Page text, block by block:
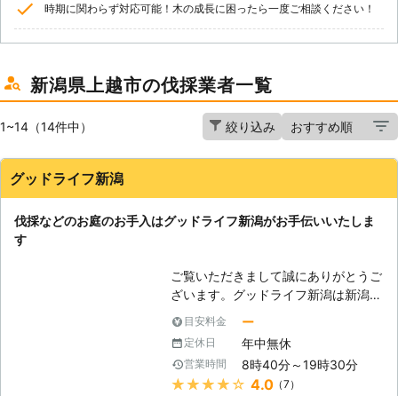
時期に関わらず対応可能！木の成長に困ったら一度ご相談ください！
新潟県上越市の伐採業者一覧
1~14（14件中） 絞り込み
グッドライフ新潟
伐採などのお庭のお手入はグッドライフ新潟がお手伝いいたしま
す
ご覧いただきまして誠にありがとうご
ざいます。グッドライフ新潟は新潟市
を活動拠点としており、草刈りや剪
定・伐採などのお庭のお手入れのお手
伝いを行っております。伐採という言
葉を聞くと、木々の生い茂った森林の
木を切り倒すような大規模なものを思
目安料金 ー
定休日 年中無休
営業時間 8時40分～19時30分
★★★★★ 4.0（7）